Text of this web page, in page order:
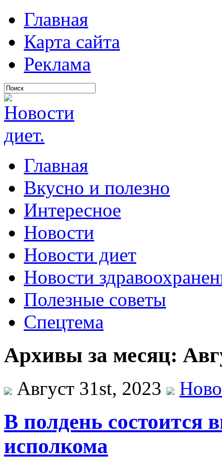
Главная
Карта сайта
Реклама
Главная
Вкусно и полезно
Интересное
Новости
Новости диет
Новости
Полезные советы
Спецтема
Архивы за месяц:
Август 31st, 2023
В полдень состоится
исполкома